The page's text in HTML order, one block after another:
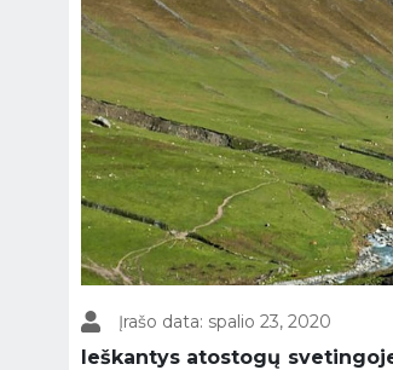
Įrašo data: spalio 23, 2020
Ieškantys atostogų